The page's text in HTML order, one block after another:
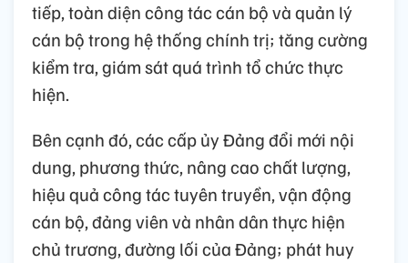
tiếp, toàn diện công tác cán bộ và quản lý
cán bộ trong hệ thống chính trị; tăng cường
kiểm tra, giám sát quá trình tổ chức thực
hiện.
Bên cạnh đó, các cấp ủy Đảng đổi mới nội
dung, phương thức, nâng cao chất lượng,
hiệu quả công tác tuyên truyền, vận động
cán bộ, đảng viên và nhân dân thực hiện
chủ trương, đường lối của Đảng; phát huy